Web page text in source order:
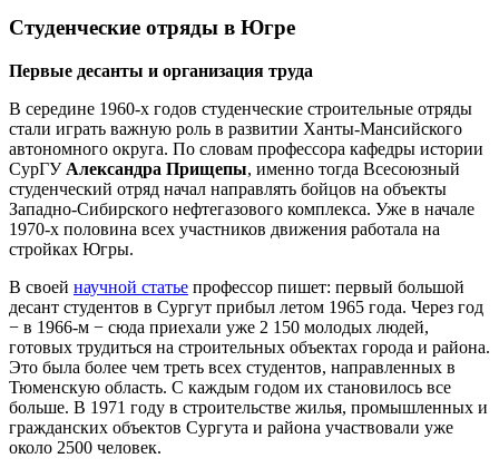
Студенческие отряды в Югре
Первые десанты и организация труда
В середине 1960-х годов студенческие строительные отряды
стали играть важную роль в развитии Ханты-Мансийского
автономного округа. По словам профессора кафедры истории
СурГУ Александра Прищепы, именно тогда Всесоюзный
студенческий отряд начал направлять бойцов на объекты
Западно-Сибирского нефтегазового комплекса. Уже в начале
1970-х половина всех участников движения работала на
стройках Югры.
В своей научной статье профессор пишет: первый большой
десант студентов в Сургут прибыл летом 1965 года. Через год
− в 1966-м − сюда приехали уже 2 150 молодых людей,
готовых трудиться на строительных объектах города и района.
Это была более чем треть всех студентов, направленных в
Тюменскую область. С каждым годом их становилось все
больше. В 1971 году в строительстве жилья, промышленных и
гражданских объектов Сургута и района участвовали уже
около 2500 человек.